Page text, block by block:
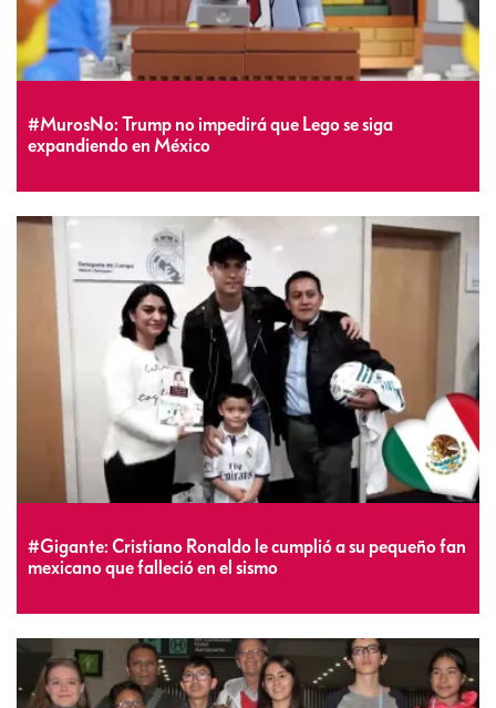
#MurosNo: Trump no impedirá que Lego se siga
expandiendo en México
#Gigante: Cristiano Ronaldo le cumplió a su pequeño fan
mexicano que falleció en el sismo